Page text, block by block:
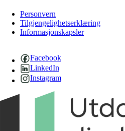
Personvern
Tilgjengelighetserklæring
Informasjonskapsler
Facebook
LinkedIn
Instagram